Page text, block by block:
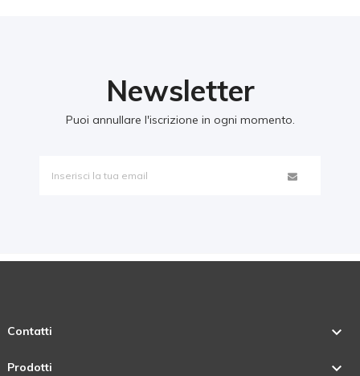
Newsletter
Puoi annullare l'iscrizione in ogni momento.
Contatti 
Prodotti 